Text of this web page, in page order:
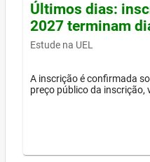
Últimos dias:
2027 terminam
Estude na UEL
A inscrição é confirmada
preço público da inscrição,